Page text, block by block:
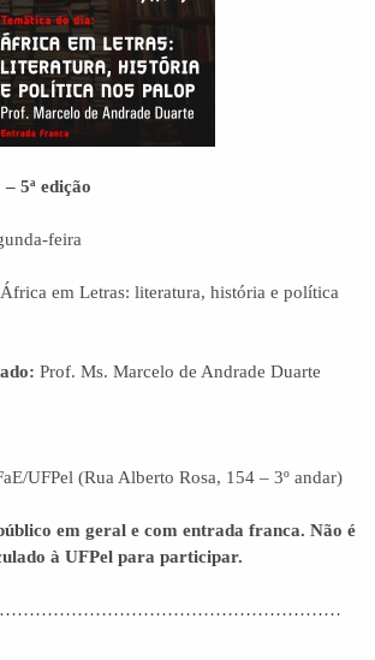
5ª edição
feira
em Letras: literatura, história e política
Prof. Ms. Marcelo de Andrade Duarte
UFPel (Rua Alberto Rosa, 154 – 3º andar)
em geral e com entrada franca. Não é
à UFPel para participar.